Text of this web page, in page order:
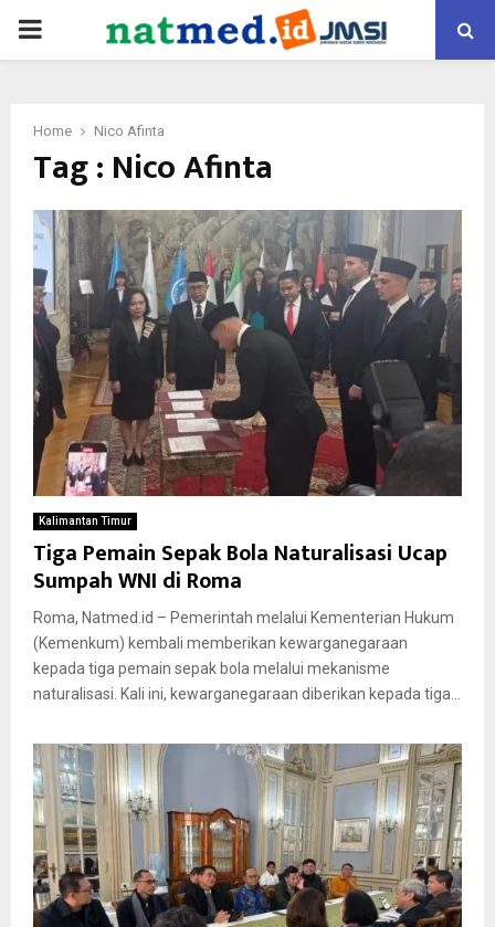
PRIMARY
Home Nico Afinta
Tag : Nico Afinta
Kalimantan Timur
Tiga Pemain Sepak Bola Naturalisasi Ucap
Sumpah WNI di Roma
Roma, Natmed.id – Pemerintah melalui Kementerian Hukum
(Kemenkum) kembali memberikan kewarganegaraan
kepada tiga pemain sepak bola melalui mekanisme
naturalisasi. Kali ini, kewarganegaraan diberikan kepada tiga...